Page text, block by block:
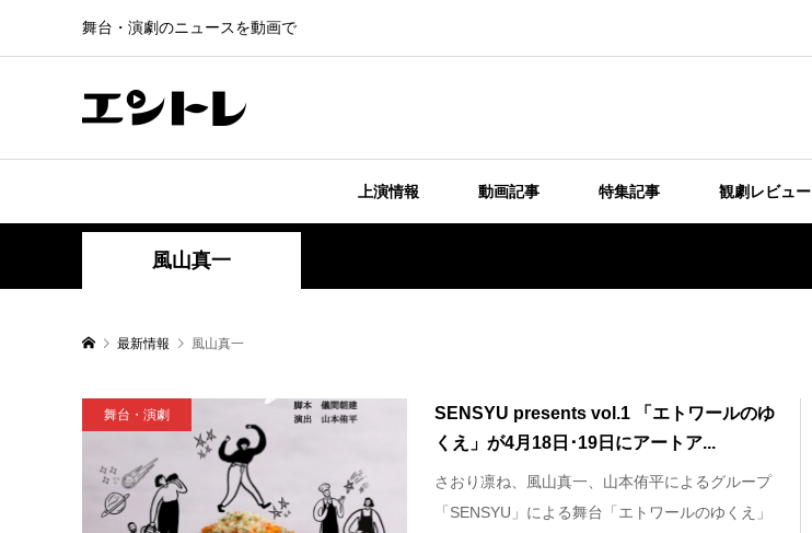
舞台・演劇のニュースを動画で
上演情報 動画記事 特集記事 観劇レビュー
風山真一
最新情報 風山真一
舞台・演劇
SENSYU presents vol.1 「エトワールのゆ
くえ」が4月18日･19日にアートア...
さおり凛ね、風山真一、山本侑平によるグループ
「SENSYU」による舞台「エトワールのゆくえ」